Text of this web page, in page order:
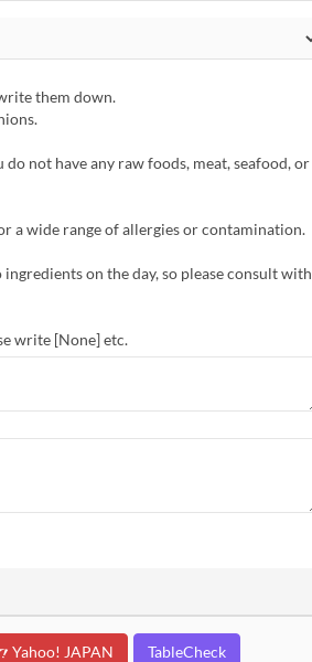
them down.
not have any raw foods, meat, seafood, or
a wide range of allergies or contamination.
on the day, so please consult with
write [None] etc.
Yahoo! JAPAN TableCheck